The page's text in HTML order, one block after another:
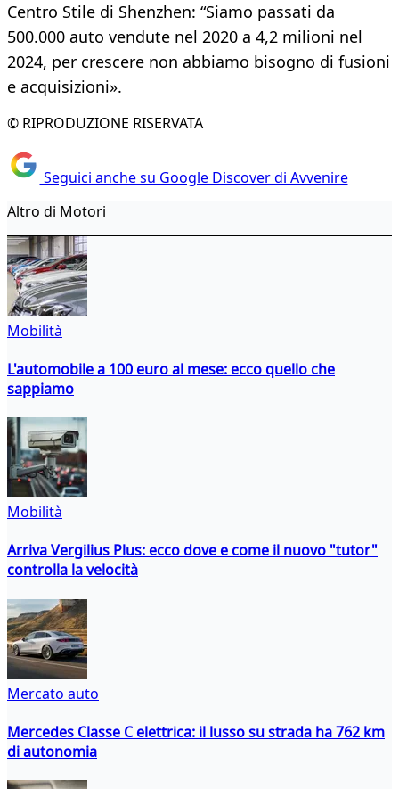
Centro Stile di Shenzhen: “Siamo passati da
500.000 auto vendute nel 2020 a 4,2 milioni nel
2024, per crescere non abbiamo bisogno di fusioni
e acquisizioni».
© RIPRODUZIONE RISERVATA
Seguici anche su Google Discover di Avvenire
Altro di Motori
Mobilità
L'automobile a 100 euro al mese: ecco quello che
sappiamo
Mobilità
Arriva Vergilius Plus: ecco dove e come il nuovo "tutor"
controlla la velocità
Mercato auto
Mercedes Classe C elettrica: il lusso su strada ha 762 km
di autonomia